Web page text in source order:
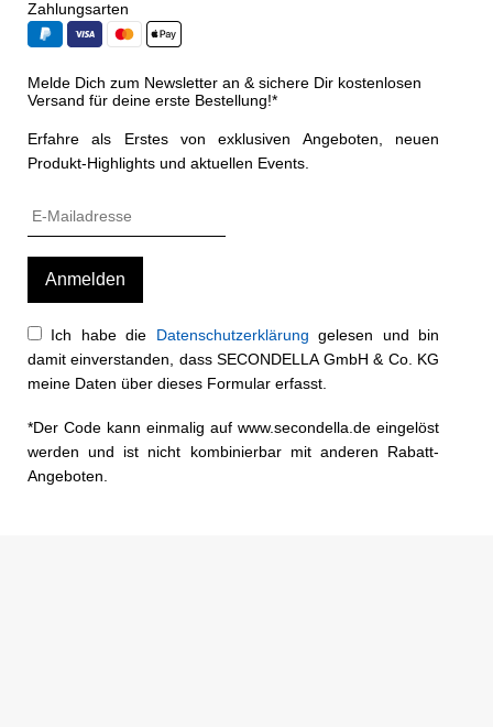
Zahlungsarten
Melde Dich zum Newsletter an & sichere Dir kostenlosen
Versand für deine erste Bestellung!*
Erfahre als Erstes von exklusiven Angeboten, neuen
Produkt-Highlights und aktuellen Events.
Ich habe die Datenschutzerklärung gelesen und bin
damit einverstanden, dass SECONDELLA GmbH & Co. KG
meine Daten über dieses Formular erfasst.
*Der Code kann einmalig auf www.secondella.de eingelöst
werden und ist nicht kombinierbar mit anderen Rabatt-
Angeboten.